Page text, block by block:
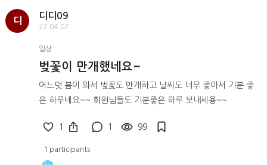
디
디디09
22.04.07
일상
벚꽃이 만개했네요~
어느덧 봄이 와서 벚꽃도 만개하고 날씨도 너무 좋아서 기분 좋
은 하루네요~~ 회원님들도 기분좋은 하루 보내세용~~
1 1 99
1 participants